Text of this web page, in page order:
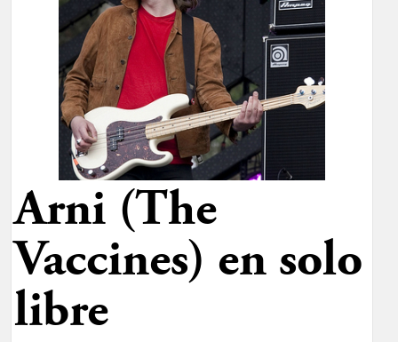
Arni (The
Vaccines) en solo
libre